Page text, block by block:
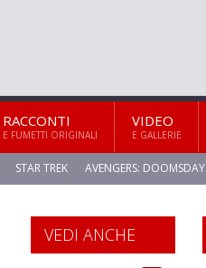
RACCONTI
E FUMETTI ORIGINALI
VIDEO
E GALLERIE
STAR TREK AVENGERS: DOOMSDAY
VEDI ANCHE